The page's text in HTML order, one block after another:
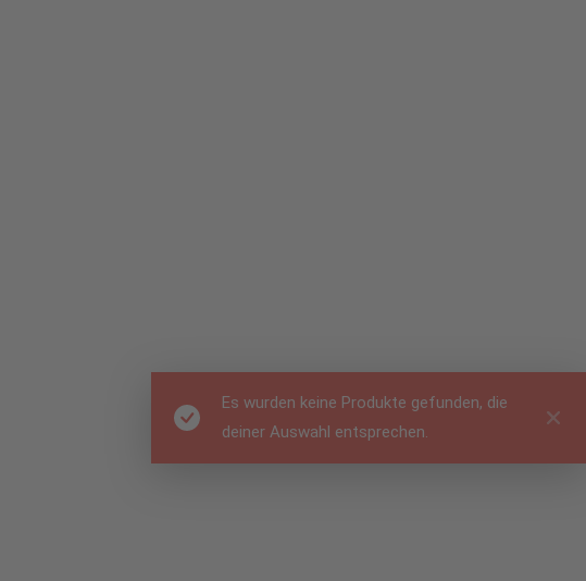
Es wurden keine Produkte gefunden, die
deiner Auswahl entsprechen.